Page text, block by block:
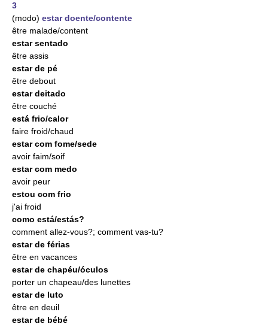
3
(modo) estar doente/contente
être malade/content
estar sentado
être assis
estar de pé
être debout
estar deitado
être couché
está frio/calor
faire froid/chaud
estar com fome/sede
avoir faim/soif
estar com medo
avoir peur
estou com frio
j'ai froid
como está/estás?
comment allez-vous?; comment vas-tu?
estar de férias
être en vacances
estar de chapéu/óculos
porter un chapeau/des lunettes
estar de luto
être en deuil
estar de bébé